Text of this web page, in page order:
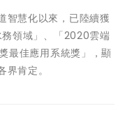
智慧化以來，已陸續獲
領域」、「2020雲端
最佳應用系統獎」，顯
肯定。